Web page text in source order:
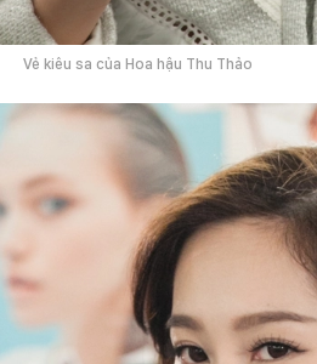
Vẻ kiêu sa của Hoa hậu Thu Thảo